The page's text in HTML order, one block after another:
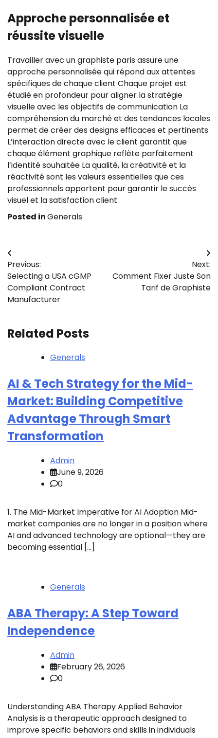
Approche personnalisée et
réussite visuelle
Travailler avec un graphiste paris assure une
approche personnalisée qui répond aux attentes
spécifiques de chaque client Chaque projet est
étudié en profondeur pour aligner la stratégie
visuelle avec les objectifs de communication La
compréhension du marché et des tendances locales
permet de créer des designs efficaces et pertinents
L’interaction directe avec le client garantit que
chaque élément graphique reflète parfaitement
l’identité souhaitée La qualité, la créativité et la
réactivité sont les valeurs essentielles que ces
professionnels apportent pour garantir le succès
visuel et la satisfaction client
Posted inGenerals
Post
navigation
Previous:
Selecting a USA cGMP
Compliant Contract
Manufacturer
Next:
Comment Fixer Juste Son
Tarif de Graphiste
Related Posts
Generals
AI & Tech Strategy for the Mid-
Market: Building Competitive
Advantage Through Smart
Transformation
Admin
June 9, 2026
0
1. The Mid-Market Imperative for AI Adoption Mid-
market companies are no longer in a position where
AI and advanced technology are optional—they are
becoming essential […]
Generals
ABA Therapy: A Step Toward
Independence
Admin
February 26, 2026
0
Understanding ABA Therapy Applied Behavior
Analysis is a therapeutic approach designed to
improve specific behaviors and skills in individuals